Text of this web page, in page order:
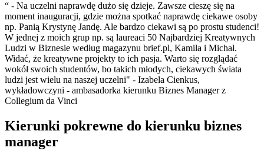
“ - Na uczelni naprawdę dużo się dzieje. Zawsze cieszę się na
moment inauguracji, gdzie można spotkać naprawdę ciekawe osoby
np. Panią Krystynę Jandę. Ale bardzo ciekawi są po prostu studenci!
W jednej z moich grup np. są laureaci 50 Najbardziej Kreatywnych
Ludzi w Biznesie według magazynu brief.pl, Kamila i Michał.
Widać, że kreatywne projekty to ich pasja. Warto się rozglądać
wokół swoich studentów, bo takich młodych, ciekawych świata
ludzi jest wielu na naszej uczelni" - Izabela Cienkus,
wykładowczyni - ambasadorka kierunku Biznes Manager z
Collegium da Vinci
Kierunki pokrewne do kierunku biznes
manager